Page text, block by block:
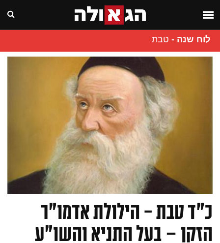
לוח שנה - טבת
כ"ד טבת - הילולת אדמו"ר
הזקן – בעל התניא והשו"ע